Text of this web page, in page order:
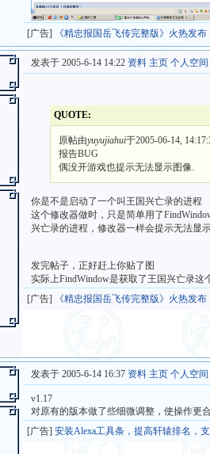
[广告] 《精忠报国岳飞传完整版》火热发布
发表于 2005-6-14 14:22 资料 主页 个人空间
QUOTE:
原帖由yuyujiahui于2005-06-14,
报告BUG
偶没开游戏也提示无法显示图像.
你是不是启动了一个叫王国兴亡录的进程
这个修改器做时，只是简单用了
兴亡录的进程，修改器一样会提示无法显
发完帖子，正好赶上你贴了图
实际上FindWindow是获取了王国兴亡录这
[广告]
《精忠报国岳飞传完整版》火热发布
发表于 2005-6-14 16:37 资料 主页 个人空间
v1.17
对原有的版本做了些细微调整，使操作更
[广告]安装Alexa工具条，提高轩辕排名，